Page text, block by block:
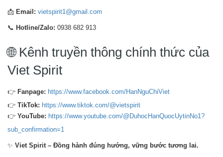
📩 Email: vietspirit1@gmail.com
📞 Hotline/Zalo: 0938 682 913
🌐 Kênh truyền thông chính thức của
Viet Spirit
👉 Fanpage: https://www.facebook.com/HanNguChiViet
👉 TikTok: https://www.tiktok.com/@vietspirit
👉 YouTube: https://www.youtube.com/@DuhocHanQuocUytinNo1?
sub_confirmation=1
✨ Viet Spirit – Đồng hành đúng hướng, vững bước tương lai.